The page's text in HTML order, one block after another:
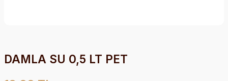
DAMLA SU 0,5 LT PET